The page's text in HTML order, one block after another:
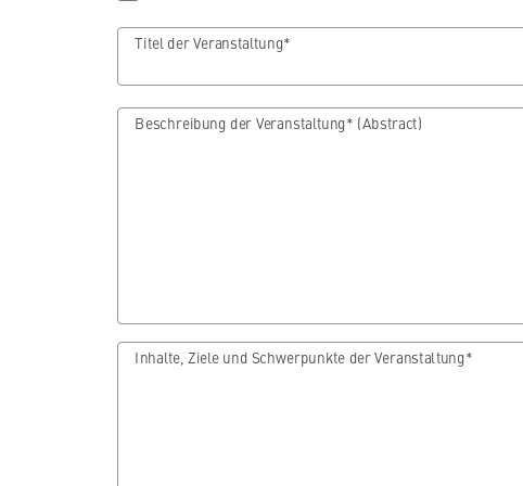
Titel der Veranstaltung*
Beschreibung der Veranstaltung* (Abstract)
Inhalte, Ziele und Schwerpunkte der Veranstaltung*